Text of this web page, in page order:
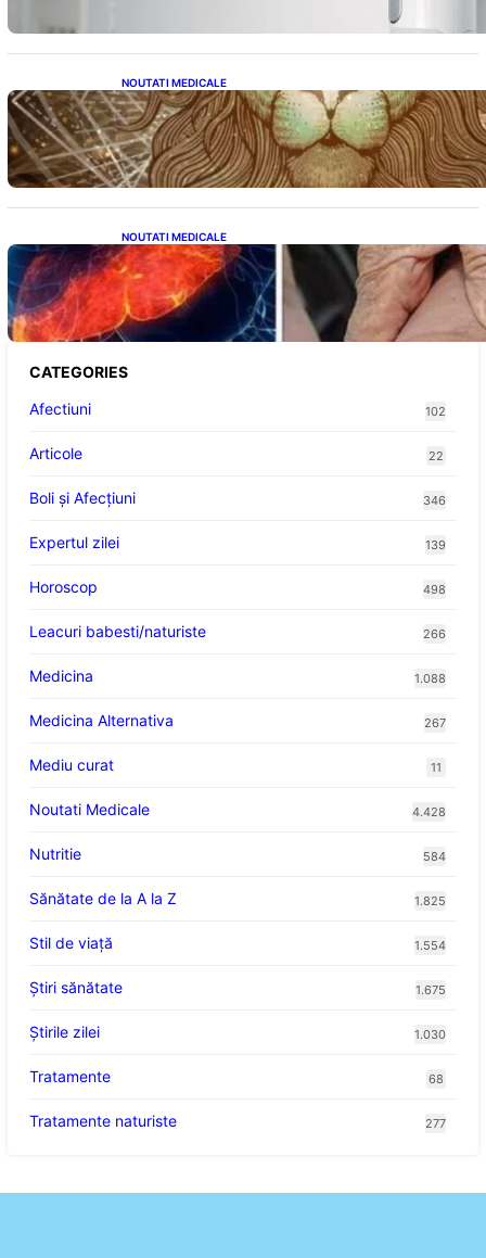
NOUTATI MEDICALE
Energia Portalului 8:8:8: O Fereastră
Cosmică pentru Transformări în Viața Ta
NOUTATI MEDICALE
Ficatul Gras: Semnalul Ușor Ignorat de la
Picioare și Importanța Diagnosticării Timpurii
CATEGORIES
Afectiuni
102
Articole 22
Boli și Afecțiuni 346
Expertul zilei 139
Horoscop 498
Leacuri babesti/naturiste 266
Medicina 1.088
Medicina Alternativa 267
Mediu curat 11
Noutati Medicale 4.428
Nutritie 584
Sănătate de la A la Z 1.825
Stil de viaţă 1.554
Ştiri sănătate 1.675
Știrile zilei 1.030
Tratamente 68
Tratamente naturiste 277